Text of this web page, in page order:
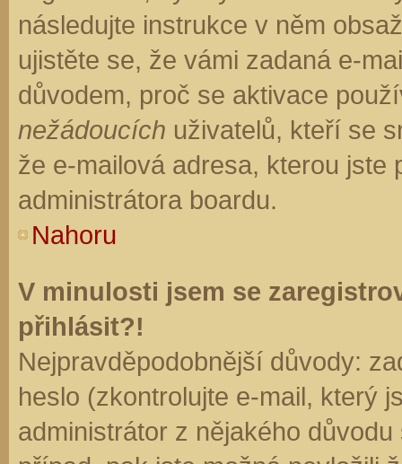
následujte instrukce v něm
ujistěte se, že vámi zadaná e-
důvodem, proč se aktivace
nežádoucích uživatelů, kteří se
že e-mailová adresa, kterou jste
administrátora boardu.
Nahoru
V minulosti jsem se
přihlásit?!
Nejpravděpodobnější důvody:
heslo (zkontrolujte e-mail, který
administrátor z nějakého